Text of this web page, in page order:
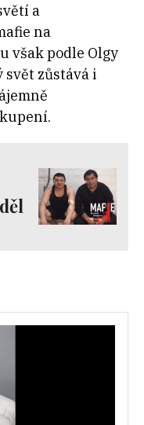
a
na
však podle Olgy
svět zůstává i